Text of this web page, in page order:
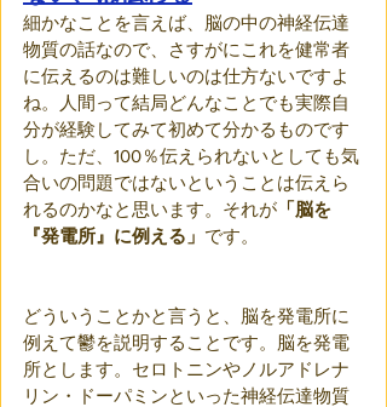
細かなことを言えば、脳の中の神経伝達
物質の話なので、さすがにこれを健常者
に伝えるのは難しいのは仕方ないですよ
ね。人間って結局どんなことでも実際自
分が経験してみて初めて分かるものです
し。ただ、100％伝えられないとしても気
合いの問題ではないということは伝えら
れるのかなと思います。それが 「脳を
『発電所』に例える」 です。
どういうことかと言うと、脳を発電所に
例えて鬱を説明することです。脳を発電
所とします。セロトニンやノルアドレナ
リン・ドーパミンといった神経伝達物質